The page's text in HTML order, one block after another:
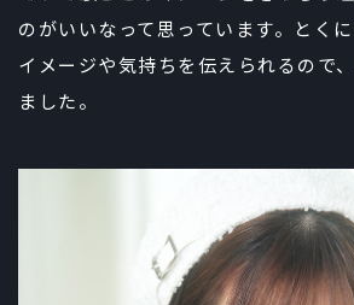
のがいいなって思っています。とく
イメージや気持ちを伝えられるので
ました。